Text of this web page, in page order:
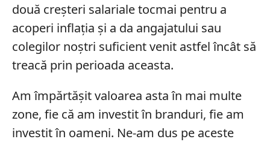
două creșteri salariale tocmai pentru a
acoperi inflația și a da angajatului sau
colegilor noștri suficient venit astfel încât să
treacă prin perioada aceasta.
Am împărtășit valoarea asta în mai multe
zone, fie că am investit în branduri, fie am
investit în oameni. Ne-am dus pe aceste